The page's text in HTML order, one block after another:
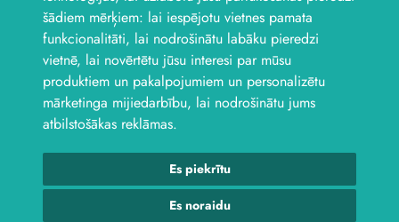
šādiem mērķiem: lai iespējotu vietnes pamata
funkcionalitāti, lai nodrošinātu labāku pieredzi
vietnē, lai novērtētu jūsu interesi par mūsu
produktiem un pakalpojumiem un personalizētu
mārketinga mijiedarbību, lai nodrošinātu jums
atbilstošākas reklāmas.
Es piekrītu
Es noraidu
Seko mums
© 2026 Laktro. Visas tiesības aizsargātas.webbuilding.lvinterneta
veikalu izstrāde